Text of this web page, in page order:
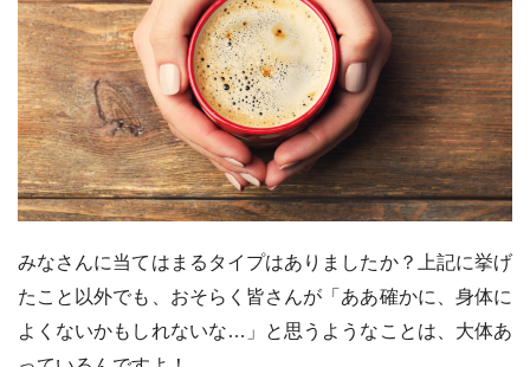
みなさんに当てはまるタイプはありましたか？上記に挙げ
たこと以外でも、おそらく皆さんが「ああ確かに、身体に
よくないかもしれないな…」と思うようなことは、大体あ